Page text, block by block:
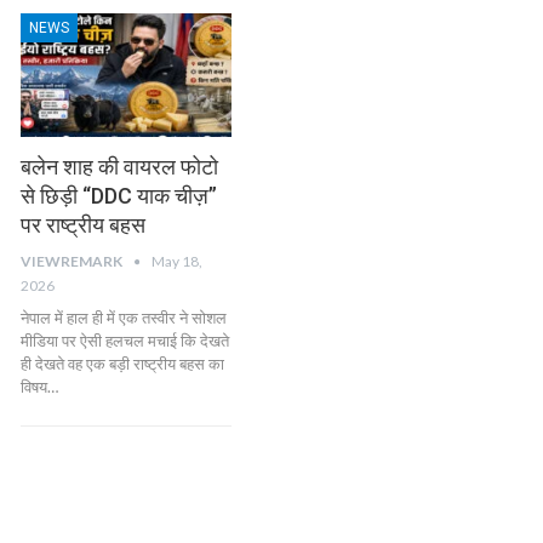
NEWS
बलेन शाह की वायरल फोटो
से छिड़ी “DDC याक चीज़”
पर राष्ट्रीय बहस
VIEWREMARK
May 18,
2026
नेपाल में हाल ही में एक तस्वीर ने सोशल
मीडिया पर ऐसी हलचल मचाई कि देखते
ही देखते वह एक बड़ी राष्ट्रीय बहस का
विषय…